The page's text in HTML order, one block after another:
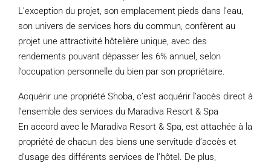
L’exception du projet, son emplacement pieds dans l’eau,
son univers de services hors du commun, confèrent au
projet une attractivité hôtelière unique, avec des
rendements pouvant dépasser les 6% annuel, selon
l’occupation personnelle du bien par son propriétaire.
Acquérir une propriété Shoba, c’est acquérir l’accès direct à
l’ensemble des services du Maradiva Resort & Spa
En accord avec le Maradiva Resort & Spa, est attachée à la
propriété de chacun des biens une servitude d’accès et
d’usage des différents services de l’hôtel. De plus,